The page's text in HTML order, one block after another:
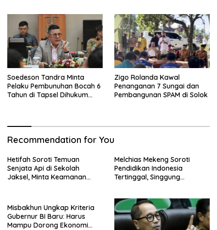
Soedeson Tandra Minta
Pelaku Pembunuhan Bocah 6
Tahun di Tapsel Dihukum
Zigo Rolanda Kawal
Penanganan 7 Sungai dan
Pembangunan SPAM di Solok
Recommendation for You
Hetifah Soroti Temuan
Senjata Api di Sekolah
Jaksel, Minta Keamanan
Melchias Mekeng Soroti
Pendidikan Indonesia
Tertinggal, Singgung
Misbakhun Ungkap Kriteria
Gubernur BI Baru: Harus
Mampu Dorong Ekonomi